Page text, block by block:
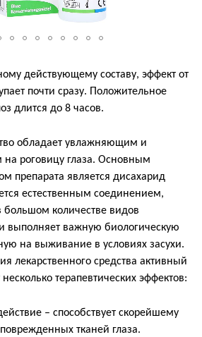
действующему составу, эффект от
почти сразу. Положительное
длится до 8 часов.
обладает увлажняющим и
роговицу глаза. Основным
препарата является дисахарид
естественным соединением,
большом количестве видов
выполняет важную биологическую
на выживание в условиях засухи.
лекарственного средства активный
терапевтических эффектов:
– способствует скорейшему
тканей глаза.